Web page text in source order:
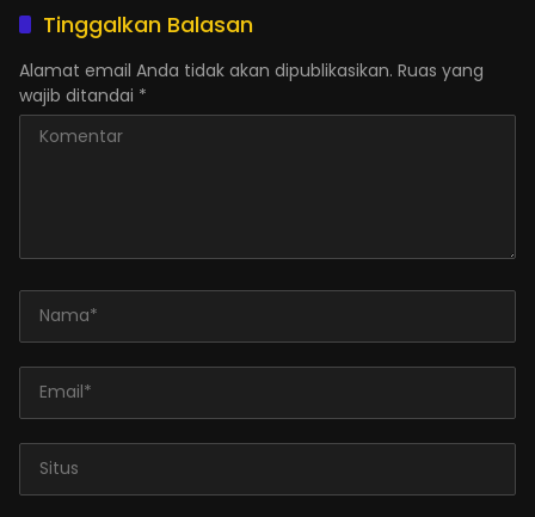
Tinggalkan Balasan
Alamat email Anda tidak akan dipublikasikan. Ruas yang
wajib ditandai *